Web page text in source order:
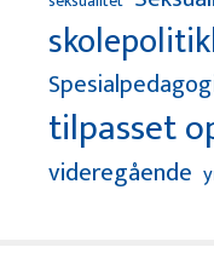
tilpasset
videregående